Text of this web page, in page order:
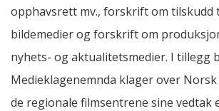
opphavsrett mv., forskrift om tilskudd
bildemedier og forskrift om
nyhets- og aktualitetsmedier. I tillegg
Medieklagenemnda klager over
de regionale filmsentrene sine vedtak